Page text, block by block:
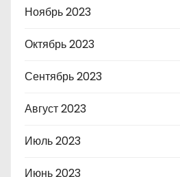
Ноябрь 2023
Октябрь 2023
Сентябрь 2023
Август 2023
Июль 2023
Июнь 2023